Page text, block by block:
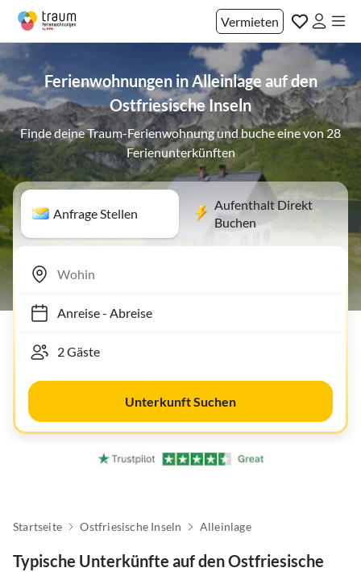
Vermieten
Ferienwohnungen in Alleinlage auf den
Ostfriesische Inseln
Finde deine Traum-Ferienwohnung und buche eine von 28
Ferienunterkünften
Anfrage Stellen
Aufenthalt Direkt
Buchen
Anreise- Abreise
Unterkunft Suchen
Startseite Ostfriesische Inseln Alleinlage
Typische Unterkünfte auf den Ostfriesische